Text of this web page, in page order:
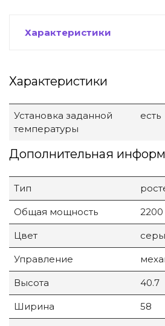
Характеристики
Характеристики
Установка заданной
температуры
есть
Дополнительная
Тип
Общая мощность 2200
Цвет
Управление
Высота 40.7
Ширина 58